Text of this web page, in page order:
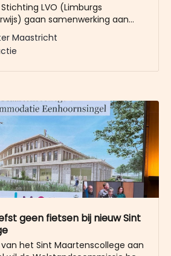
LVO (Limburgs
gaan samenwerking aan
realisatie van de nieuwbouw van
aan de Eenhoornsingel
West. Op de locatie
Maastricht
geen fietsen bij nieuw Sint
het Sint Maartenscollege aan